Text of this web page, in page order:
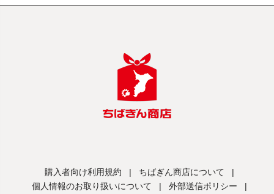
購入者向け利用規約 | ちばぎん商店について
|
個人情報のお取り扱いについて
| 外部送信ポリシー |